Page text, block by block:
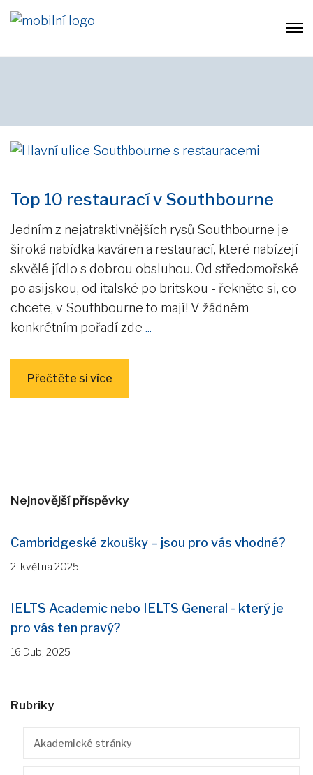
Top 10 restaurací v Southbourne
Jedním z nejatraktivnějších rysů Southbourne je
široká nabídka kaváren a restaurací, které nabízejí
skvělé jídlo s dobrou obsluhou. Od středomořské
po asijskou, od italské po britskou - řekněte si, co
chcete, v Southbourne to mají! V žádném
konkrétním pořadí zde ...
Přečtěte si více
Nejnovější příspěvky
Cambridgeské zkoušky – jsou pro vás vhodné?
2. května 2025
IELTS Academic nebo IELTS General - který je
pro vás ten pravý?
16 Dub, 2025
Rubriky
Akademické stránky